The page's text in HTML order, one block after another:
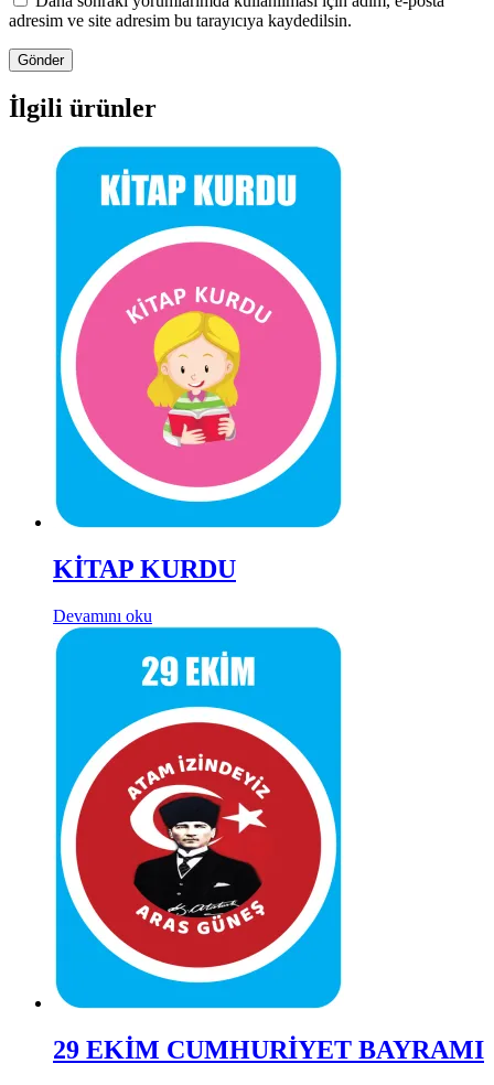
adresim ve site adresim bu tarayıcıya kaydedilsin.
İlgili ürünler
KİTAP KURDU
Devamını oku
29 EKİM CUMHURİYET BAYRAMI